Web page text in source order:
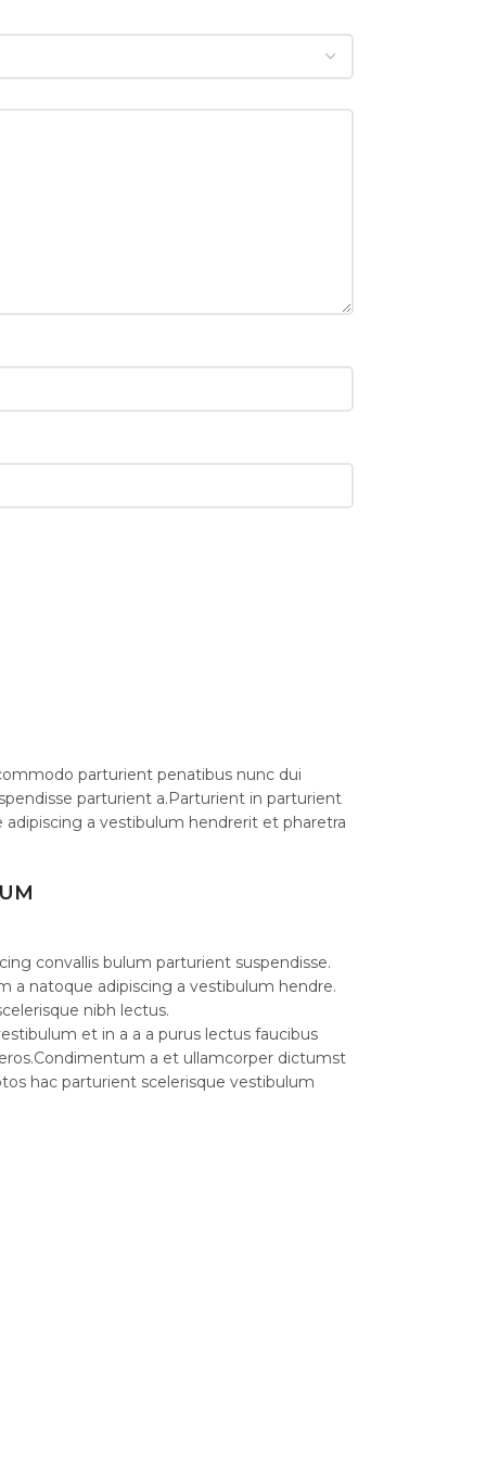
parturient penatibus nunc dui
parturient a.Parturient in parturient
a vestibulum hendrerit et pharetra
convallis bulum parturient suspendisse.
a natoque adipiscing a vestibulum hendre.
nibh lectus.
et in a a a purus lectus faucibus
a et ullamcorper dictumst
hac parturient scelerisque vestibulum